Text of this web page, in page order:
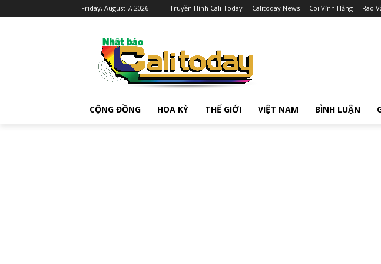
Friday, August 7, 2026 Truyền Hình Cali Today Calitoday News Cõi Vĩnh Hằng Rao
CỘNG ĐỒNG HOA KỲ THẾ GIỚI VIỆT NAM BÌNH LUẬN